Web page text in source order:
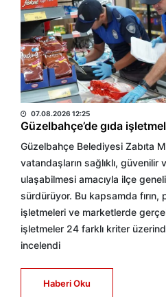
BÜLTEN
07.08.2026 12:25
Güzelbahçe’de gıda
Güzelbahçe Belediyesi Zabıta
vatandaşların sağlıklı,
ulaşabilmesi amacıyla ilçe
sürdürüyor. Bu kapsamda fırın,
işletmeleri ve marketlerde
işletmeler 24 farklı kriter
incelendi
Haberi Oku